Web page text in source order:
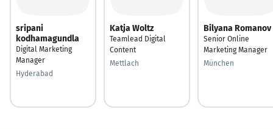
sripani
kodhamagundla
Digital Marketing
Manager
Hyderabad
Katja Woltz
Teamlead Digital
Content
Mettlach
Bilyana Romanov
Senior Online
Marketing Manager
München